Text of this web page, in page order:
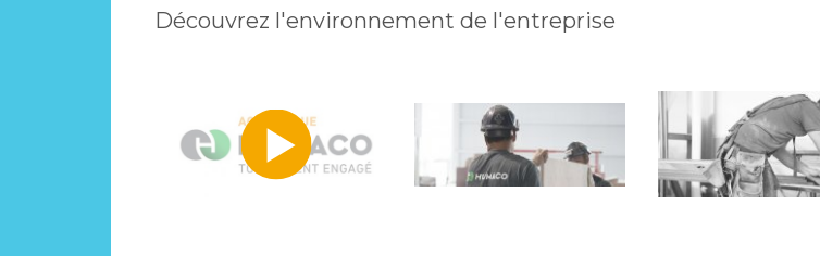
Découvrez l'environnement de l'entreprise